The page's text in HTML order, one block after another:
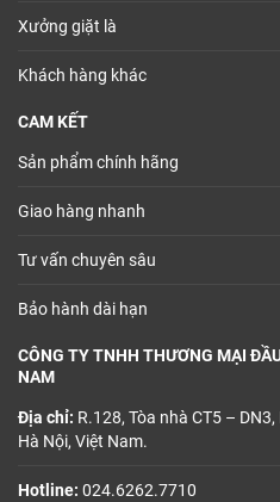
Xưởng giặt là
Khách hàng khác
CAM KẾT
Sản phẩm chính hãng
Giao hàng nhanh
Tư vấn chuyên sâu
Bảo hành dài hạn
CÔNG TY TNHH THƯƠNG MẠI
NAM
Địa chỉ: R.128, Tòa nhà CT5 –
Hà Nội, Việt Nam.
Hotline: 024.6262.7710